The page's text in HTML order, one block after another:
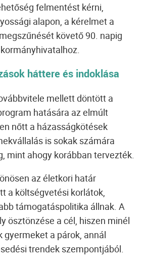
felmentést kérni,
alapon, a kérelmet a
követő 90. napig
háttere és indoklása
mellett döntött a
hatására az elmúlt
nőtt a házasságkötések
is sokak számára
mint ahogy korábban tervezték.
az életkori határ
a költségvetési korlátok,
támogatáspolitika állnak. A
ösztönzése a cél, hiszen minél
gyermeket a párok, annál
trendek szempontjából.